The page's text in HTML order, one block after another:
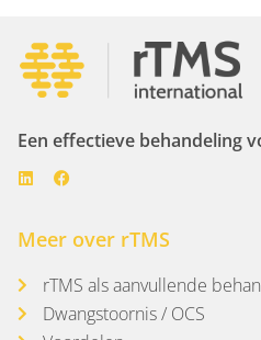
Een effectieve behandeling
Meer over rTMS
rTMS als aanvullende
Dwangstoornis / OCS